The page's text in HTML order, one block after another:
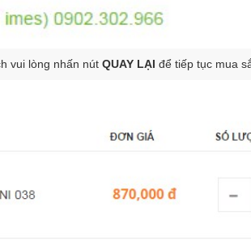
vui lòng nhấn nút QUAY LẠI để tiếp tục mua